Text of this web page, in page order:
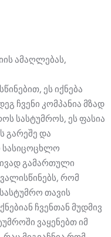
ამაღლებას,
ეს იქნება
ჩვენი კომპანია მზად
სასტუმროს, ეს ფასია
გარეშე და
სასიცოცხლო
გამართული
რომ
თავის
ჩვენთან მუდმივ
ვაყენებთ იმ